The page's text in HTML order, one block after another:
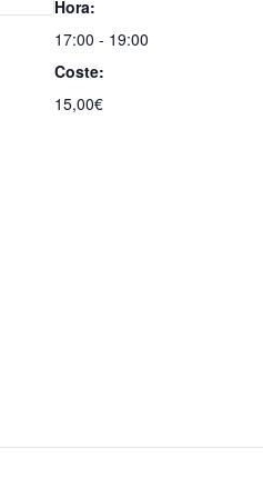
Hora:
17:00 - 19:00
Coste:
15,00€